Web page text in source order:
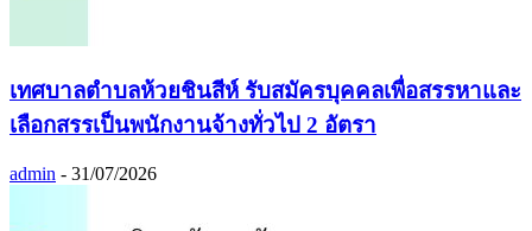
เทศบาลตำบลห้วยชินสีห์ รับสมัครบุคคลเพื่อสรรหาและ
เลือกสรรเป็นพนักงานจ้างทั่วไป 2 อัตรา
admin - 31/07/2026